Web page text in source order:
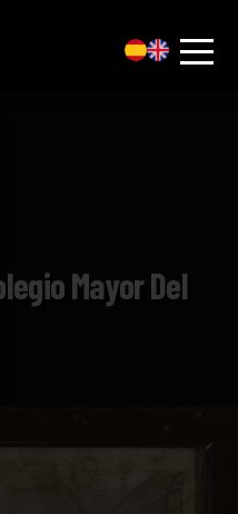
Mayor Del